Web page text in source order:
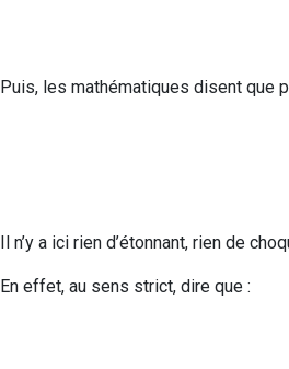
Puis, les mathématiques disent que
Il n’y a ici rien d’étonnant, rien de
En effet, au sens strict, dire que :